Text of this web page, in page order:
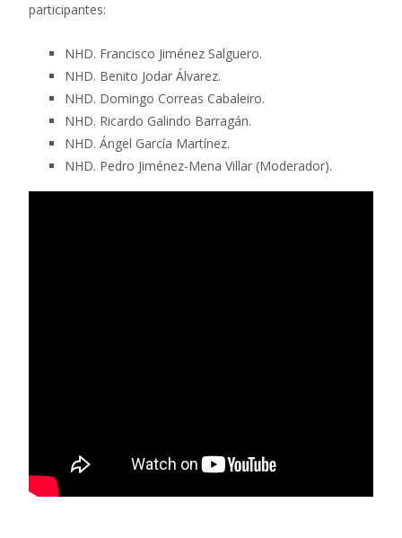
participantes:
NHD. Francisco Jiménez Salguero.
NHD. Benito Jodar Álvarez.
NHD. Domingo Correas Cabaleiro.
NHD. Ricardo Galindo Barragán.
NHD. Ángel García Martínez.
NHD. Pedro Jiménez-Mena Villar (Moderador).